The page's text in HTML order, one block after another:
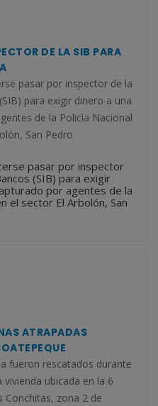
DE LA SIB PARA
pasar por inspector de la
para exigir dinero a una
de la Policía Nacional
San Pedro
pasar por inspector
(SIB) para exigir
por agentes de la
el sector El Arbolón, San
ATRAPADAS
fueron rescatados durante
ubicada en la 6
Conchitas, zona 2 de